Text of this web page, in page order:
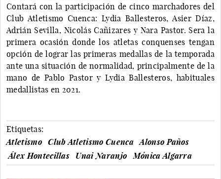
Contará con la participación de cinco marchadores del
Club Atletismo Cuenca: Lydia Ballesteros, Asier Díaz,
Adrián Sevilla, Nicolás Cañizares y Nara Pastor. Sera la
primera ocasión donde los atletas conquenses tengan
opción de lograr las primeras medallas de la temporada
ante una situación de normalidad, principalmente de la
mano de Pablo Pastor y Lydia Ballesteros, habituales
medallistas en 2021.
Etiquetas:
Atletismo
Club Atletismo Cuenca
Alonso Paños
Álex Hontecillas
Unai Naranjo Mónica Algarra